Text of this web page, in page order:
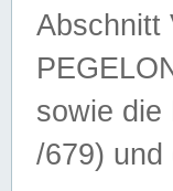
Abschnitt
sowie die
/679) und